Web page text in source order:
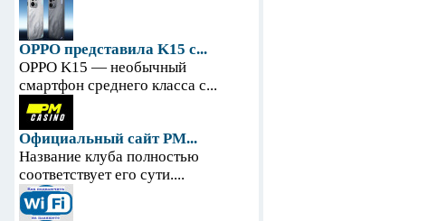
OPPO представила K15 с...
OPPO K15 — необычный
смартфон среднего класса с...
Официальный сайт PM...
Название клуба полностью
соответствует его сути....